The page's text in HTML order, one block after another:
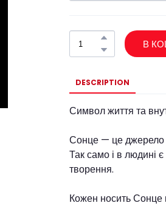
В
DESCRIPTION
Символ життя та
Сонце — це джерело
Так само і в людині є
творення.
Кожен носить Сонце